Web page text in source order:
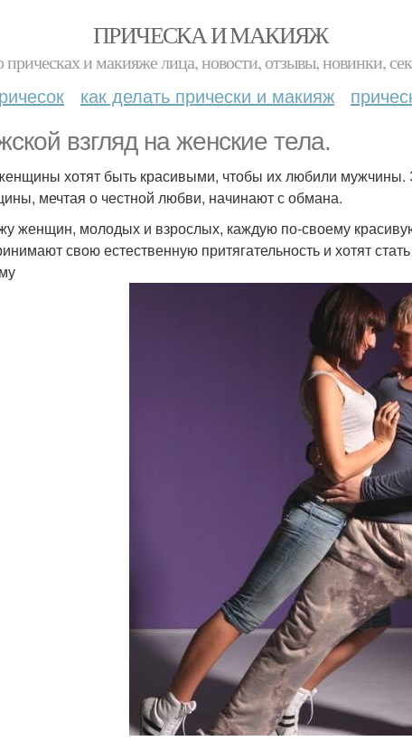
ПРИЧЕСКА И МАКИЯЖ
и макияже лица, новости, отзывы, новинки,
как делать прически и макияж
взгляд на женские тела.
хотят быть красивыми, чтобы их любили мужчины.
мечтая о честной любви, начинают с обмана.
женщин, молодых и взрослых, каждую по-своему
свою естественную притягательность и хотят